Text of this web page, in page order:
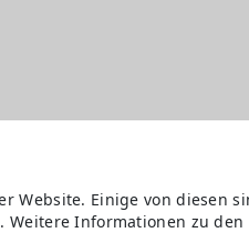
Website. Einige von diesen
Informationen zu